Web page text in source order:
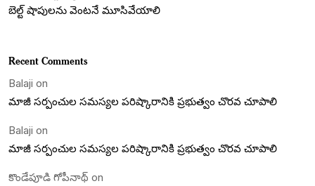
బెల్ట్‌ షాపులను వెంటనే మూసివేయాలి
Recent Comments
Balaji on
మాజీ సర్పంచుల సమస్యల పరిష్కారానికి ప్రభుత్వం చొరవ చూపాలి
Balaji on
మాజీ సర్పంచుల సమస్యల పరిష్కారానికి ప్రభుత్వం చొరవ చూపాలి
కొండేపూడి గోపీనాథ్ on